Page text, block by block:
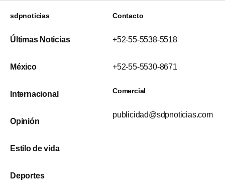
sdpnoticias
Últimas Noticias
México
Internacional
Opinión
Estilo de vida
Deportes
Contacto
+52-55-5538-5518
+52-55-5530-8671
Comercial
publicidad@sdpnoticias.com